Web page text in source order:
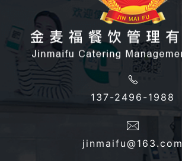
137-2496-1988
jinmaifu@163.com